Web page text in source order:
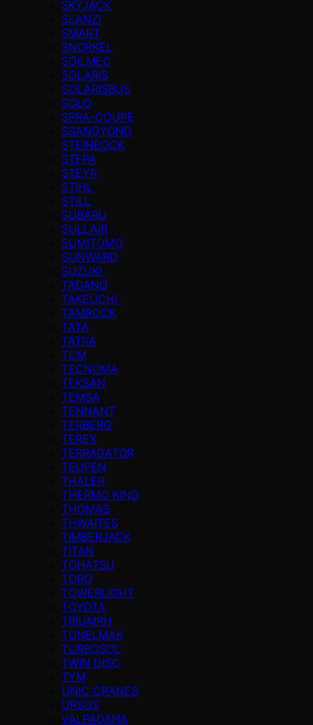
SKYJACK
SLANZI
SMART
SNORKEL
SOILMEC
SOLARIS
SOLARISBUS
SOLO
SPRA-COUPE
SSANGYONG
STEINBOCK
STEPA
STEYR
STIHL
STILL
SUBARU
SULLAIR
SUMITOMO
SUNWARD
SUZUKI
TADANO
TAKEUCHI
TAMROCK
TATA
TATRA
TCM
TECNOMA
TEKSAN
TEMSA
TENNANT
TERBERG
TEREX
TERRAGATOR
TEUPEN
THALER
THERMO KING
THOMAS
THWAITES
TIMBERJACK
TİTAN
TOHATSU
TORO
TOWERLIGHT
TOYOTA
TRIUMPH
TÜNELMAK
TURBOSOL
TWIN DISC
TYM
UNIC CRANES
URSUS
VALPADANA